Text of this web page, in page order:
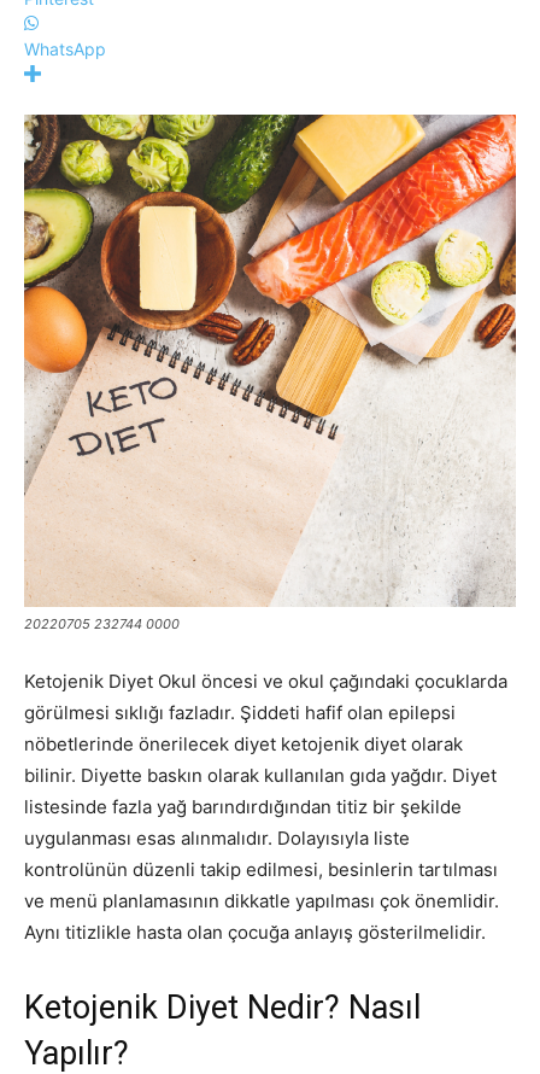
WhatsApp
20220705 232744 0000
Ketojenik Diyet Okul öncesi ve okul çağındaki çocuklarda
görülmesi sıklığı fazladır. Şiddeti hafif olan epilepsi
nöbetlerinde önerilecek diyet ketojenik diyet olarak
bilinir. Diyette baskın olarak kullanılan gıda yağdır. Diyet
listesinde fazla yağ barındırdığından titiz bir şekilde
uygulanması esas alınmalıdır. Dolayısıyla liste
kontrolünün düzenli takip edilmesi, besinlerin tartılması
ve menü planlamasının dikkatle yapılması çok önemlidir.
Aynı titizlikle hasta olan çocuğa anlayış gösterilmelidir.
Ketojenik Diyet Nedir? Nasıl
Yapılır?